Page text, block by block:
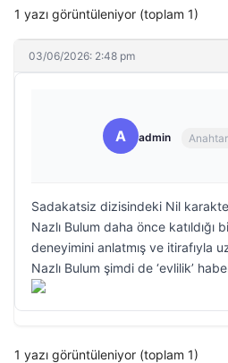
1 yazı görüntüleniyor (toplam 1)
03/06/2026: 2:48 pm
A admin
Sadakatsiz dizisindeki Nil
Nazlı Bulum daha önce
deneyimini anlatmış ve itirafıyla
Nazlı Bulum şimdi de ‘evlilik’
1 yazı görüntüleniyor (toplam 1)